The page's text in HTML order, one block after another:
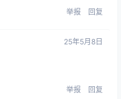
举报 回复
25年5月8日
举报 回复